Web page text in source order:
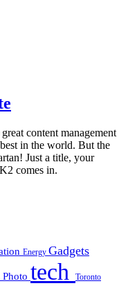
content management
in the world. But the
Just a title, your
comes in.
Energy Gadgets
Photo tech Toronto